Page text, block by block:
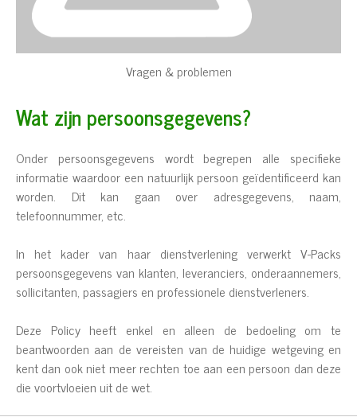
Vragen & problemen
Wat zijn persoonsgegevens?
Onder persoonsgegevens wordt begrepen alle specifieke
informatie waardoor een natuurlijk persoon geïdentificeerd kan
worden. Dit kan gaan over adresgegevens, naam,
telefoonnummer, etc.
In het kader van haar dienstverlening verwerkt V-Packs
persoonsgegevens van klanten, leveranciers, onderaannemers,
sollicitanten, passagiers en professionele dienstverleners.
Deze Policy heeft enkel en alleen de bedoeling om te
beantwoorden aan de vereisten van de huidige wetgeving en
kent dan ook niet meer rechten toe aan een persoon dan deze
die voortvloeien uit de wet.